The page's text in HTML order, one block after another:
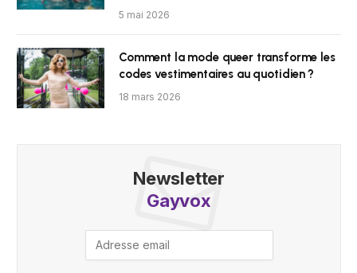
5 mai 2026
Comment la mode queer transforme les
codes vestimentaires au quotidien ?
18 mars 2026
Newsletter
Gayvox